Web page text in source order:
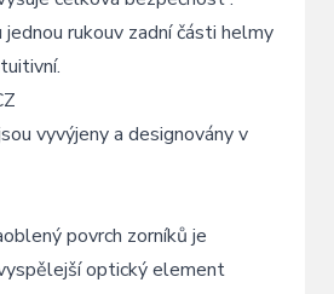
rukouv zadní části helmy
vyvýjeny a designovány v
povrch zorníků je
optický element